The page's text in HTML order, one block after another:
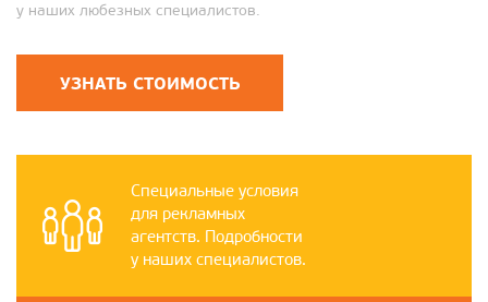
у наших любезных специалистов.
УЗНАТЬ СТОИМОСТЬ
Специальные условия
для рекламных
агентств. Подробности
у наших специалистов.